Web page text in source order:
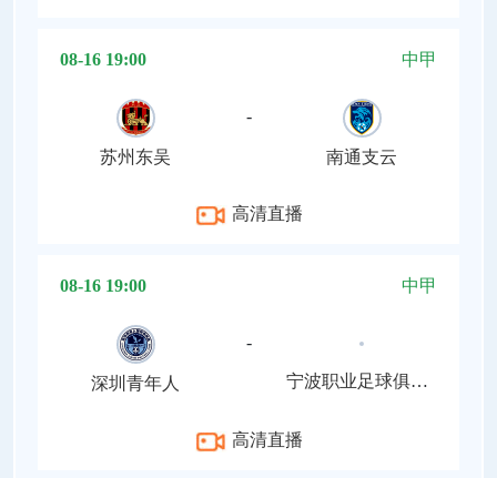
08-16 19:00 中甲
苏州东吴
-
南通支云
高清直播
08-16 19:00 中甲
深圳青年人
-
宁波职业足球俱乐部
高清直播